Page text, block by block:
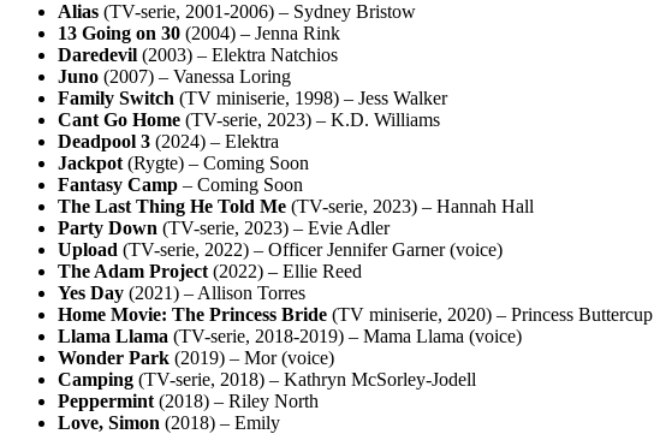
Alias (TV-serie, 2001-2006) – Sydney Bristow
13 Going on 30 (2004) – Jenna Rink
Daredevil (2003) – Elektra Natchios
Juno (2007) – Vanessa Loring
Family Switch (TV miniserie, 1998) – Jess Walker
Cant Go Home (TV-serie, 2023) – K.D. Williams
Deadpool 3 (2024) – Elektra
Jackpot (Rygte) – Coming Soon
Fantasy Camp – Coming Soon
The Last Thing He Told Me (TV-serie, 2023) – Hannah Hall
Party Down (TV-serie, 2023) – Evie Adler
Upload (TV-serie, 2022) – Officer Jennifer Garner (voice)
The Adam Project (2022) – Ellie Reed
Yes Day (2021) – Allison Torres
Home Movie: The Princess Bride (TV miniserie, 2020) – Princess Buttercup
Llama Llama (TV-serie, 2018-2019) – Mama Llama (voice)
Wonder Park (2019) – Mor (voice)
Camping (TV-serie, 2018) – Kathryn McSorley-Jodell
Peppermint (2018) – Riley North
Love, Simon (2018) – Emily